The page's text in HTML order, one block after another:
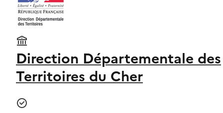
Direction Départementale des
Territoires du Cher